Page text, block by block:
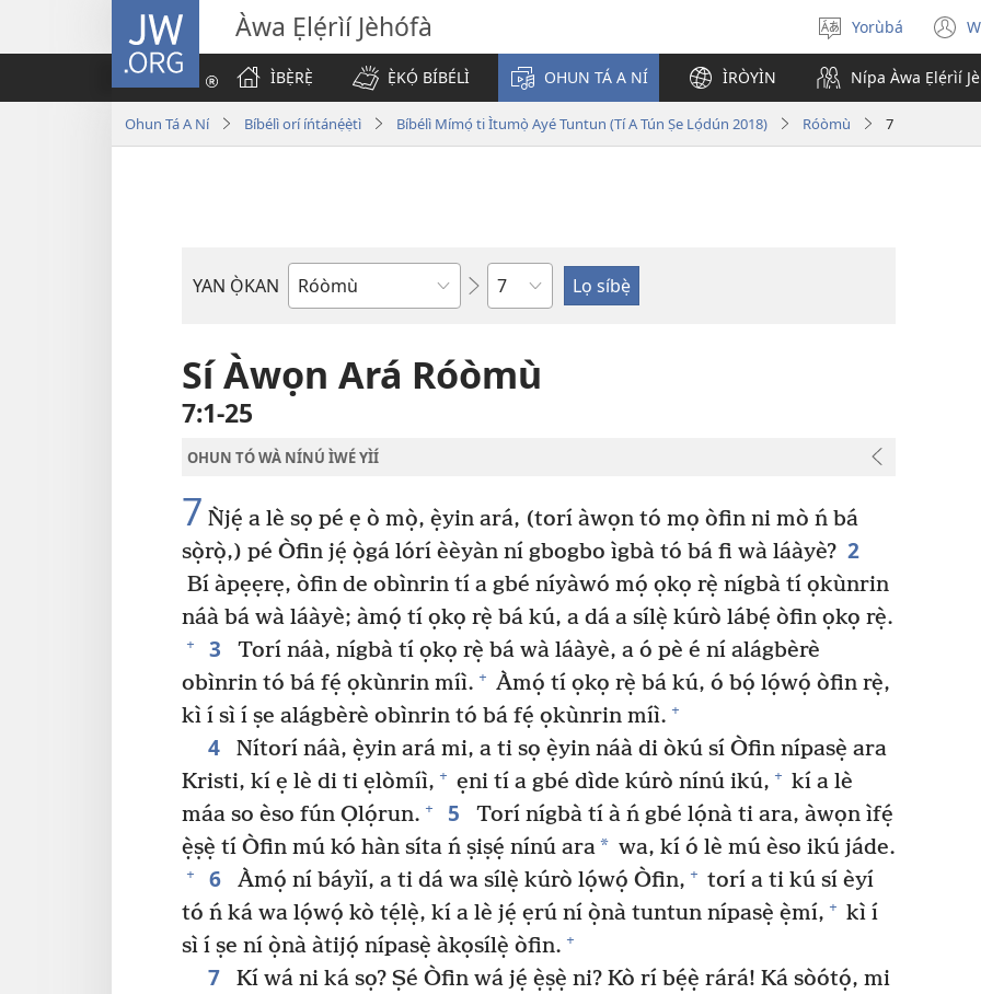
JW.ORG Àwa Ẹlẹ́rìí Jèhófà
Yan
èdè
Yorùbá
ÌBẸ̀RẸ̀
Ẹ̀KỌ́ BÍBÉLÌ OHUN TÁ A NÍ ÌRÒYÌN Nípa Àwa Ẹlẹ́rìí
Ohun Tá A Ní Bíbélì orí íńtánẹ́ẹ̀tì Bíbélì Mímọ́ ti Ìtumọ̀ Ayé Tuntun (Tí A Tún Ṣe Lọ́dún 2018) Róòmù 7
YAN Ọ̀KAN
Ìwé
Orí
Sí Àwọn Ará Róòmù
7:1-25
OHUN TÓ WÀ NÍNÚ ÌWÉ YÌÍ
7 Ǹjẹ́ a lè sọ pé ẹ ò mọ̀, ẹ̀yin ará, (torí àwọn tó mọ òfin ni mò ń bá
sọ̀rọ̀,) pé Òfin jẹ́ ọ̀gá lórí èèyàn ní gbogbo ìgbà tó bá fi wà láàyè? 2
Bí àpẹẹrẹ, òfin de obìnrin tí a gbé níyàwó mọ́ ọkọ rẹ̀ nígbà tí ọkùnrin
náà bá wà láàyè; àmọ́ tí ọkọ rẹ̀ bá kú, a dá a sílẹ̀ kúrò lábẹ́ òfin ọkọ rẹ̀.
+ 3
Torí náà, nígbà tí ọkọ rẹ̀ bá wà láàyè, a ó pè é ní alágbèrè
obìnrin tó bá fẹ́ ọkùnrin míì. + Àmọ́ tí ọkọ rẹ̀ bá kú, ó bọ́ lọ́wọ́ òfin rẹ̀,
kì í sì í ṣe alágbèrè obìnrin tó bá fẹ́ ọkùnrin míì. +
4
Nítorí náà, ẹ̀yin ará mi, a ti sọ ẹ̀yin náà di òkú sí Òfin nípasẹ̀ ara
Kristi, kí ẹ lè di ti ẹlòmíì, + ẹni tí a gbé dìde kúrò nínú ikú, + kí a lè
máa so èso fún Ọlọ́run. + 5
Torí nígbà tí à ń gbé lọ́nà ti ara, àwọn ìfẹ́
ẹ̀ṣẹ̀ tí Òfin mú kó hàn síta ń ṣiṣẹ́ nínú ara* wa, kí ó lè mú èso ikú jáde.
+ 6 Àmọ́ ní báyìí, a ti dá wa sílẹ̀ kúrò lọ́wọ́ Òfin, + torí a ti kú sí èyí
tó ń ká wa lọ́wọ́ kò tẹ́lẹ̀, kí a lè jẹ́ ẹrú ní ọ̀nà tuntun nípasẹ̀ ẹ̀mí, + kì í
sì í ṣe ní ọ̀nà àtijọ́ nípasẹ̀ àkọsílẹ̀ òfin. +
7
Kí wá ni ká sọ? Ṣé Òfin wá jẹ́ ẹ̀ṣẹ̀ ni? Kò rí bẹ́ẹ̀ rárá! Ká sòótọ́, mi